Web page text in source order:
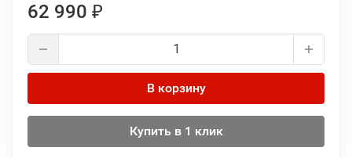
62 990 ₽
В корзину
Купить в 1 клик